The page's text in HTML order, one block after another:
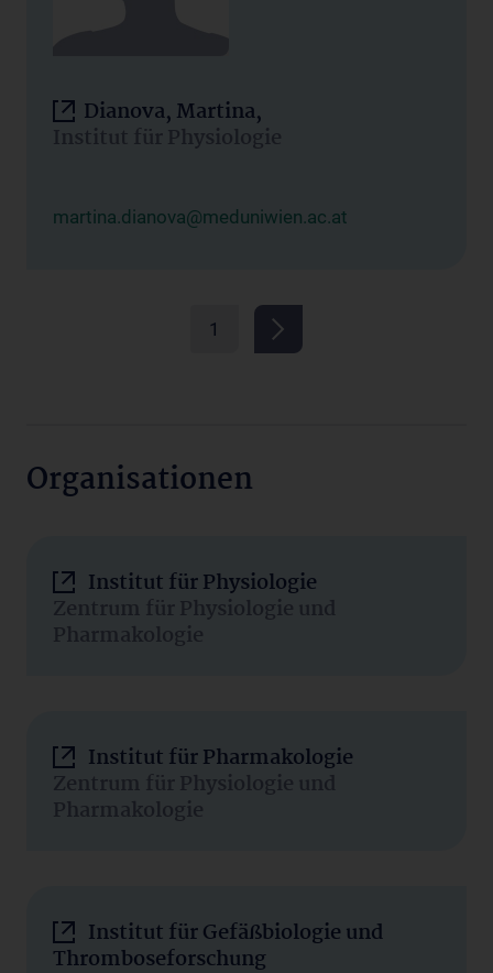
Dianova, Martina,
Institut für Physiologie
martina.dianova@meduniwien.ac.at
1
Organisationen
Institut für Physiologie
Zentrum für Physiologie und
Pharmakologie
Institut für Pharmakologie
Zentrum für Physiologie und
Pharmakologie
Institut für Gefäßbiologie und
Thromboseforschung